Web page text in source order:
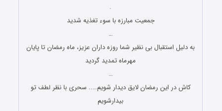
.
جمعیت مبارزه با سوء تغذیه شدید
…
به دلیل استقبال بی نظیر شما روزه داران عزیز، ماه رمضان تا پایان
مهرماه تمدید گردید
…
کاش در این رمضان لایق دیدار شویم….. سحری با نظر لطف تو
بیدارشویم